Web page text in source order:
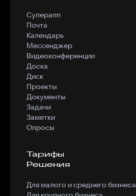
Суперапп
Почта
Календарь
Мессенджер
Видеоконференции
Доска
Диск
Проекты
Документы
Задачи
Заметки
Опросы
Тарифы
Решения
Для малого и среднего бизнеса